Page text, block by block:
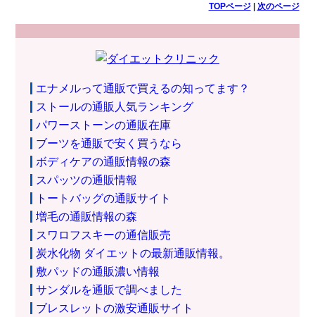
TOPページ| 次のページ
エナメルって通販で買えるの知ってます？
ストールの通販人気ランキング
パワーストーンの通販在庫
ブーツを通販で安く買うなら
ボディケアの通販情報の森
スパッツの通販情報
トートバッグの通販サイト
増毛の通販情報の森
スワロフスキーの通信販売
炭水化物 ダイエットの最新通販情報。
敷パッドの通販濃い情報
サンダルを通販で調べました
ブレスレットの激安通販サイト